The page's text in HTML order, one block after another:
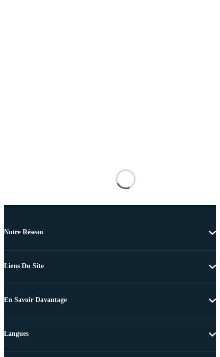
Notre Réseau
Liens Du Site
En Savoir Davantage
Langues